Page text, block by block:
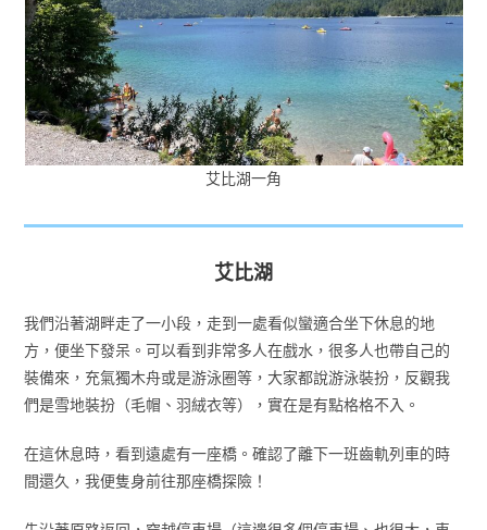
艾比湖一角
艾比湖
我們沿著湖畔走了一小段，走到一處看似蠻適合坐下休息的地
方，便坐下發呆。可以看到非常多人在戲水，很多人也帶自己的
裝備來，充氣獨木舟或是游泳圈等，大家都說游泳裝扮，反觀我
們是雪地裝扮（毛帽、羽絨衣等），實在是有點格格不入。
在這休息時，看到遠處有一座橋。確認了離下一班齒軌列車的時
間還久，我便隻身前往那座橋探險！